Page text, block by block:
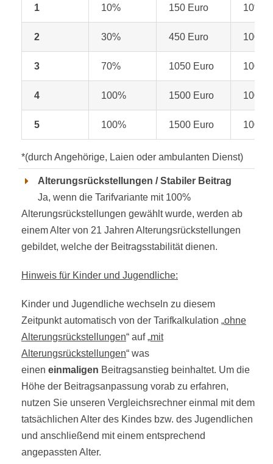
1 10% 150 Euro 10%
2 30% 450 Euro 100%
3 70% 1050 Euro 100%
4 100% 1500 Euro 100%
5 100% 1500 Euro 100%
*(durch Angehörige, Laien oder ambulanten Dienst)
Alterungsrückstellungen / Stabiler Beitrag
Ja, wenn die Tarifvariante mit 100%
Alterungsrückstellungen gewählt wurde, werden ab
einem Alter von 21 Jahren Alterungsrückstellungen
gebildet, welche der Beitragsstabilität dienen.
Hinweis für Kinder und Jugendliche:
Kinder und Jugendliche wechseln zu diesem
Zeitpunkt automatisch von der Tarifkalkulation „ohne
Alterungsrückstellungen“ auf „mit
Alterungsrückstellungen“ was
einen einmaligen Beitragsanstieg beinhaltet. Um die
Höhe der Beitragsanpassung vorab zu erfahren,
nutzen Sie unseren Vergleichsrechner einmal mit dem
tatsächlichen Alter des Kindes bzw. des Jugendlichen
und anschließend mit einem entsprechend
angepassten Alter.